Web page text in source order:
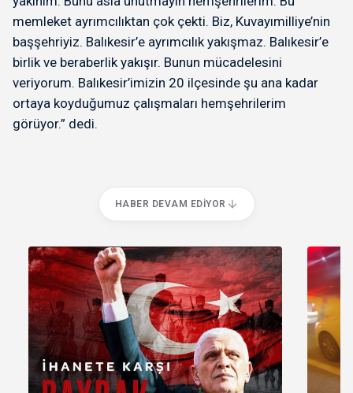
memleket ayrımcılıktan çok çekti. Biz, Kuvayımilliye’nin
başşehriyiz. Balıkesir’e ayrımcılık yakışmaz. Balıkesir’e
birlik ve beraberlik yakışır. Bunun mücadelesini
veriyorum. Balıkesir’imizin 20 ilçesinde şu ana kadar
ortaya koyduğumuz çalışmaları hemşehrilerim
görüyor.” dedi.
HABER DEVAM EDIYOR